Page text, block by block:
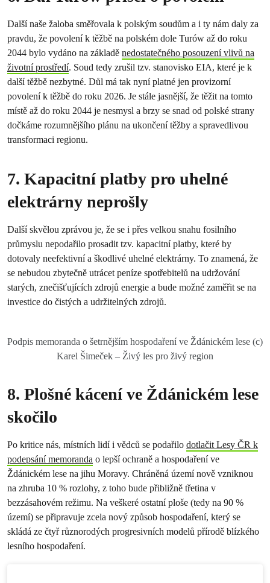
Další naše žaloba směřovala k polským soudům a i ty nám daly za
pravdu, že povolení k těžbě na polském dole Turów až do roku
2044 bylo vydáno na základě nedostatečného posouzení vlivů na
životní prostředí. Soud tedy zrušil tzv. stanovisko EIA, které je k
další těžbě nezbytné. Důl má tak nyní platné jen provizorní
povolení k těžbě do roku 2026. Je stále jasnější, že těžit na tomto
místě až do roku 2044 je nesmysl a brzy se snad od polské strany
dočkáme rozumnějšího plánu na ukončení těžby a spravedlivou
transformaci regionu.
7. Kapacitní platby pro uhelné
elektrárny neprošly
Další skvělou zprávou je, že se i přes velkou snahu fosilního
průmyslu nepodařilo prosadit tzv. kapacitní platby, které by
dotovaly neefektivní a škodlivé uhelné elektrárny. To znamená, že
se nebudou zbytečně utrácet peníze spotřebitelů na udržování
starých, znečišťujících zdrojů energie a bude možné zaměřit se na
investice do čistých a udržitelných zdrojů.
Podpis memoranda o šetrnějším hospodaření ve Ždánickém lese (c)
Karel Šimeček – Živý les pro živý region
8. Plošné kácení ve Ždánickém lese
skočilo
Po kritice nás, místních lidí i vědců se podařilo dotlačit Lesy ČR k
podepsání memoranda o lepší ochraně a hospodaření ve
Ždánickém lese na jihu Moravy. Chráněná území nově vzniknou
na zhruba 10 % rozlohy, z toho bude přibližně třetina v
bezzásahovém režimu. Na veškeré ostatní ploše (tedy na 90 %
území) se připravuje zcela nový způsob hospodaření, který se
skládá ze čtyř různorodých progresivních modelů přírodě blízkého
lesního hospodaření.